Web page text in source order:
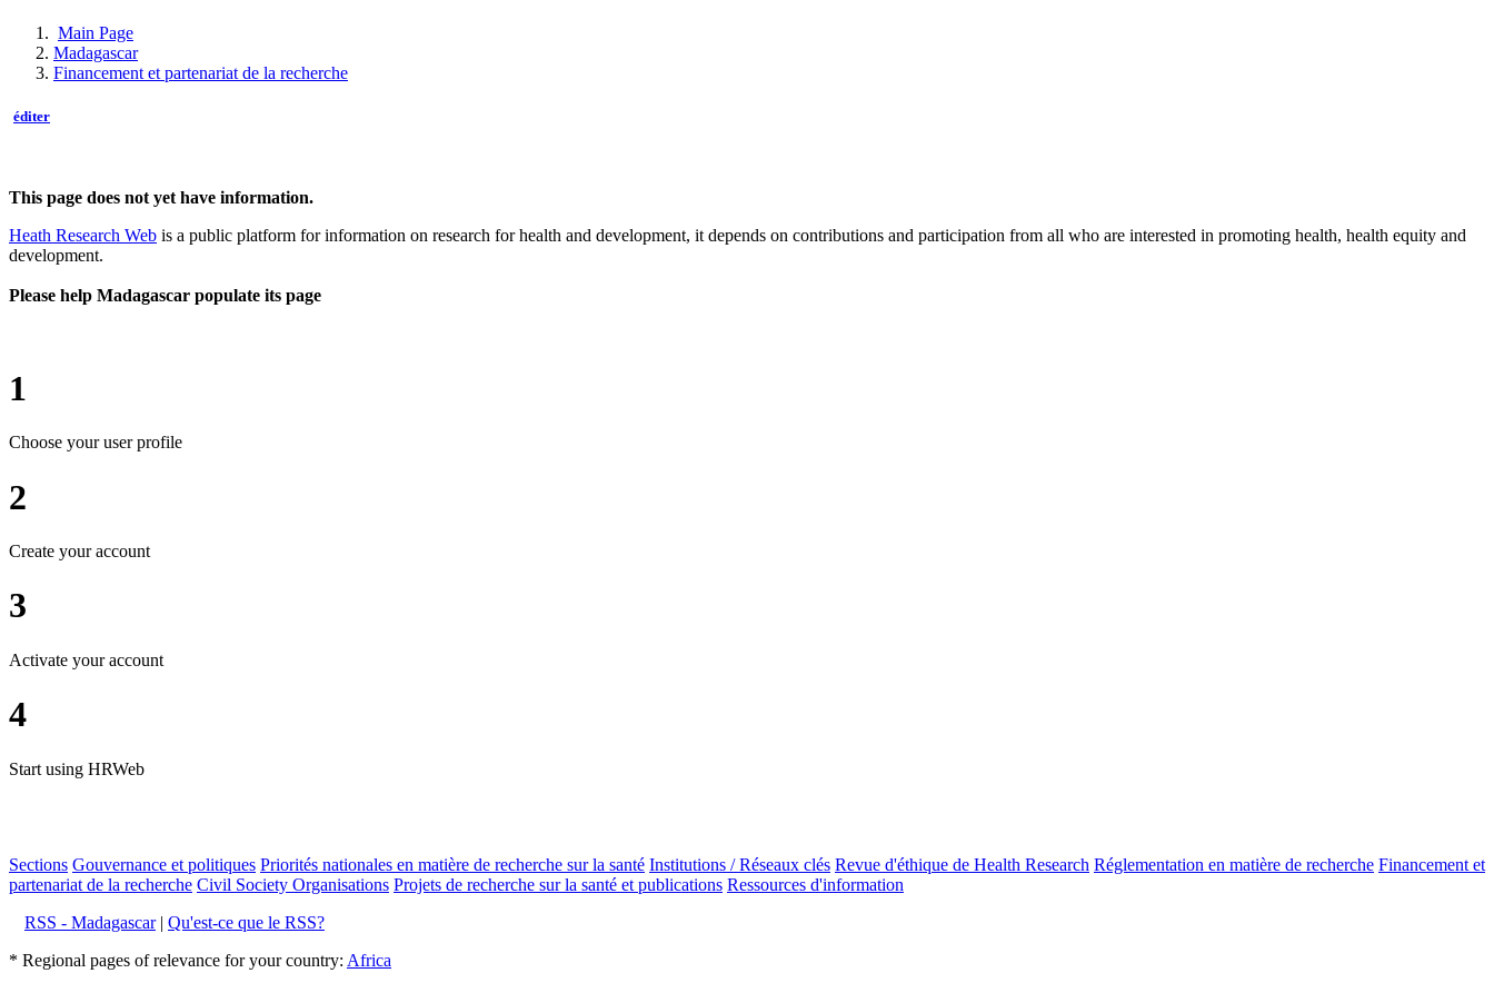
Main Page
Madagascar
Financement et partenariat de la recherche
éditer
This page does not yet have information.
Heath Research Web is a public platform for information on research for health and development, it depends on contributions and participation from all who are interested in promoting health, health equity and
development.
Please help Madagascar populate its page
1
Choose your user profile
2
Create your account
3
Activate your account
4
Start using HRWeb
Sections Gouvernance et politiques Priorités nationales en matière de recherche sur la santé Institutions / Réseaux clés Revue d'éthique de Health Research Réglementation en matière de recherche Financement et
partenariat de la recherche Civil Society Organisations Projets de recherche sur la santé et publications Ressources d'information
RSS - Madagascar| Qu'est-ce que le RSS?
* Regional pages of relevance for your country: Africa